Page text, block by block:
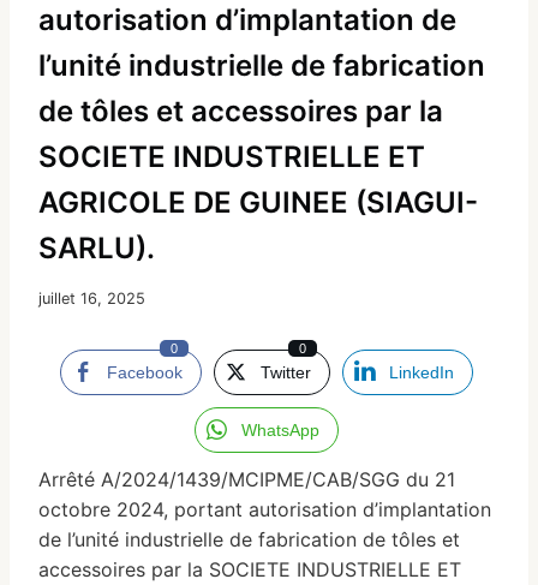
autorisation d’implantation de
l’unité industrielle de fabrication
de tôles et accessoires par la
SOCIETE INDUSTRIELLE ET
AGRICOLE DE GUINEE (SIAGUI-
SARLU).
juillet 16, 2025
Facebook
0
Twitter
0
LinkedIn
WhatsApp
Arrêté A/2024/1439/MCIPME/CAB/SGG du 21
octobre 2024, portant autorisation d’implantation
de l’unité industrielle de fabrication de tôles et
accessoires par la SOCIETE INDUSTRIELLE ET